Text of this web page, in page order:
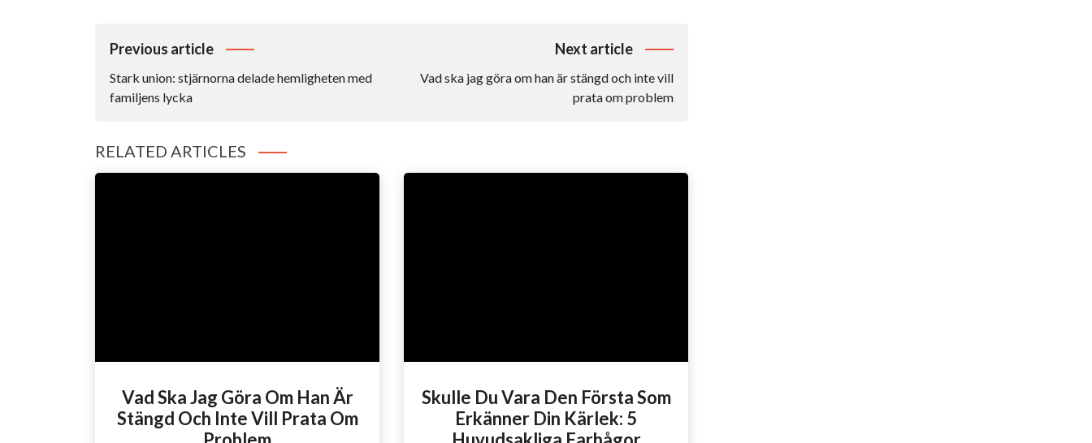
Inläggsnavigering
Previous article
Stark union: stjärnorna delade hemligheten med
familjens lycka
Next article
Vad ska jag göra om han är stängd och inte vill
prata om problem
RELATED ARTICLES
Vad Ska Jag Göra Om Han Är
Stängd Och Inte Vill Prata Om
Skulle Du Vara Den Första Som
Erkänner Din Kärlek: 5